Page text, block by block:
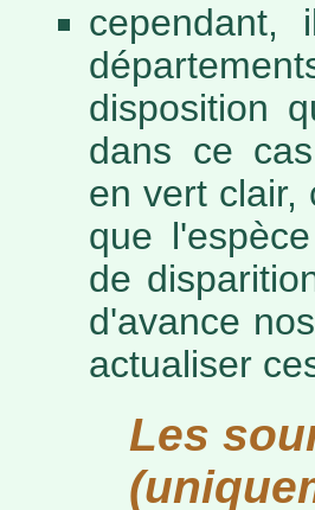
cependant,
disposition
dans ce
en vert clair,
que
de
d'avance
actualiser
Les